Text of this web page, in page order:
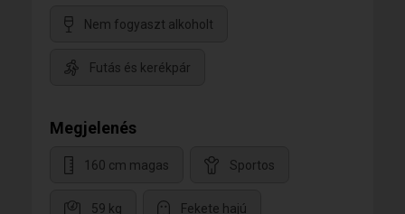
Nem fogyaszt alkoholt
Futás és kerékpár
Megjelenés
160 cm magas Sportos
59 kg Fekete hajú